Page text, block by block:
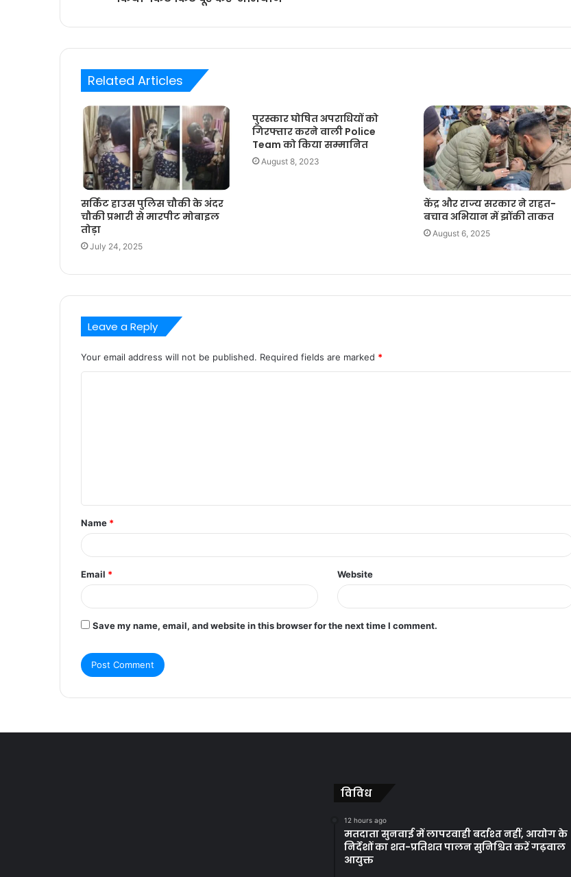
Related Articles
सर्किट हाउस पुलिस चौकी के अंदर
चौकी प्रभारी से मारपीट मोबाइल
तोड़ा
July 24, 2025
पुरस्कार घोषित अपराधियों को
गिरफ्तार करने वाली Police
Team को किया सम्मानित
August 8, 2023
केंद्र और राज्य सरकार ने राहत-
बचाव अभियान में झोंकी ताकत
August 6, 2025
Leave a Reply
Your email address will not be published. Required fields are marked *
t
*
Name *
Email * Website
Save my name, email, and website in this browser for the next time I comment.
विविध
12 hours ago
मतदाता सुनवाई में लापरवाही बर्दाश्त नहीं, आयोग के
निर्देशों का शत-प्रतिशत पालन सुनिश्चित करें गढ़वाल
आयुक्त